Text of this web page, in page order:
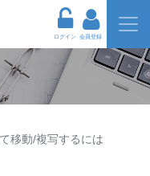
ログイン 会員登録
移動/複写するには